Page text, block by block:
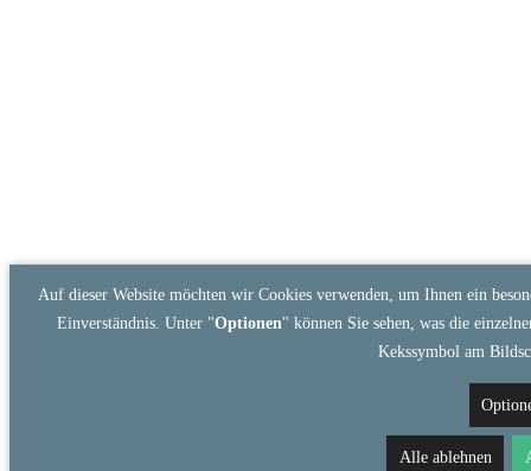
Auf dieser Website möchten wir Cookies verwenden, um Ihnen ein
Einverständnis. Unter "Optionen" können Sie sehen, was die
Kekssymbol am
Alle ablehnen